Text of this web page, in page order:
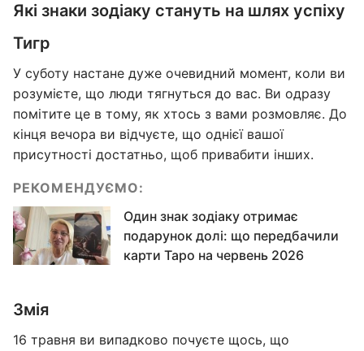
Які знаки зодіаку стануть на шлях успіху
Тигр
У суботу настане дуже очевидний момент, коли ви
розумієте, що люди тягнуться до вас. Ви одразу
помітите це в тому, як хтось з вами розмовляє. До
кінця вечора ви відчуєте, що однієї вашої
присутності достатньо, щоб привабити інших.
РЕКОМЕНДУЄМО:
Один знак зодіаку отримає
подарунок долі: що передбачили
карти Таро на червень 2026
Змія
16 травня ви випадково почуєте щось, що